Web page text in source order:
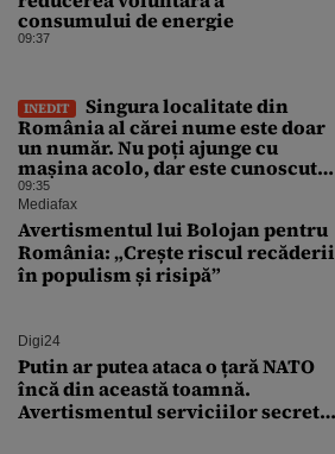
consumului de energie
09:37
INEDIT
Singura localitate din
România al cărei nume este doar
un număr. Nu poți ajunge cu
mașina acolo, dar este cunoscută
în lumea întreagă
09:35
Mediafax
Avertismentul lui Bolojan pentru
România: „Crește riscul recăderii
în populism și risipă”
Digi24
Putin ar putea ataca o țară NATO
încă din această toamnă.
Avertismentul serviciilor secrete